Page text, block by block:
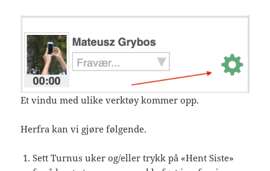
Et vindu med ulike verktøy kommer opp.
Herfra kan vi gjøre følgende.
Sett Turnus uker og/eller trykk på «Hent Siste»